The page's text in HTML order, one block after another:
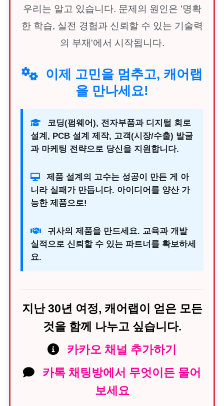
우리는 알고 있습니다. 문제의 원인은 '명확
한 학습, 실전 경험과 신뢰할 수 있는 기술력
의 부재'에서 시작됩니다.
이제 고민을 멈추고, 캐어랩
을 만나세요!
코딩(펌웨어), 전자부품과 디지털 회로
설계, PCB 설계 제작, 고객(시장/수출) 발굴
과 마케팅 전략으로 당신을 지원합니다.
제품 설계의 고수는 성공이 만든 게 아
니라 실패가 만듭니다. 아이디어를 양산 가
능한 제품으로!
귀사의 제품을 만드세요. 교육과 개발
실적으로 신뢰할 수 있는 파트너를 확보하세
요.
지난 30년 여정, 캐어랩이 얻은 모든
것을 함께 나누고 싶습니다.
카카오 채널 추가하기
카톡 채팅방에서 무엇이든 물어
보세요